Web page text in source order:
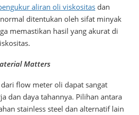
aliran oli viskositas dan
ditentukan oleh sifat minyak
memastikan hasil yang akurat di
Matters
flow meter oli dapat sangat
dan daya tahannya. Pilihan antara
stainless steel dan alternatif lain